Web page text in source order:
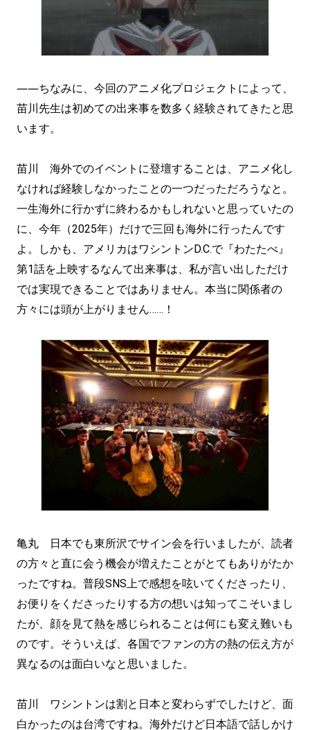
――ちなみに、今回のアニメ化プロジェクトによって、
苗川先生は初めての出来事を数多く経験されてきたと思
います。
苗川 海外でのイベントに登壇することは、アニメ化し
なければ経験しなかったことの一つだっただろうなと。
一生海外に行かずに終わるかもしれないと思っていたの
に、今年（2025年）だけで三回も海外に行ったんです
よ。しかも、アメリカはワシントンD.C.で『わたたべ』
第1話を上映するなんて出来事は、私が言い出しただけ
では実現できることではありません。本当に関係者の
方々には頭が上がりません……！
亀丸 日本でも東所沢でサイン会を行いましたが、読者
の方々と直に会う機会が増えたことがとてもありがたか
ったですね。普段SNS上で感想を呟いてくださったり、
お便りをくださったりする方の想いは知ってこそいまし
たが、顔を見て熱を感じられることは何にも変え難いも
のです。そういえば、各国でファンの方の熱の伝え方が
異なるのは面白いなと思いました。
苗川 ワシントンは割と日本と変わらずでしたけど、面
白かったのは台湾ですね。海外だけど日本語で話しかけ